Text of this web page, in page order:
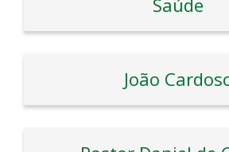
Saúde
João